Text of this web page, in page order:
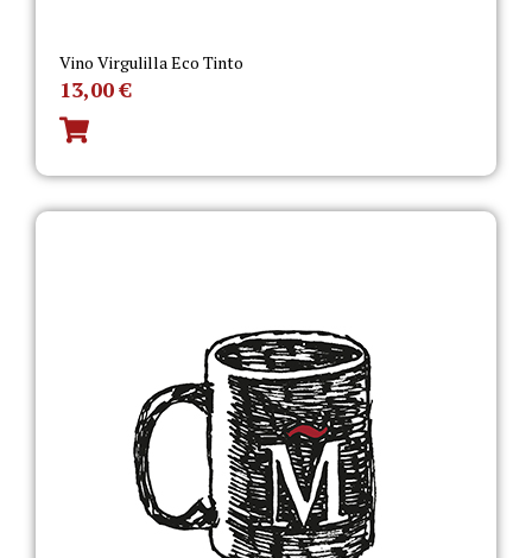
Vino Virgulilla Eco Tinto
13,00€